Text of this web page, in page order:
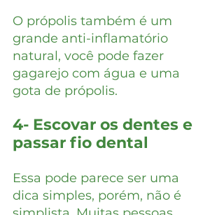
O própolis também é um
grande anti-inflamatório
natural, você pode fazer
gagarejo com água e uma
gota de própolis.
4- Escovar os dentes e
passar fio dental
Essa pode parece ser uma
dica simples, porém, não é